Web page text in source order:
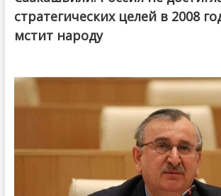
стратегических целей в 2008
мстит народу